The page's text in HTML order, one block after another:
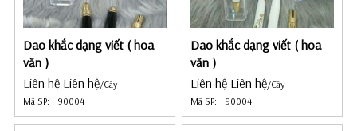
Dao khắc dạng viết ( hoa
văn )
Liên hệ Liên hệ/Cây
Mã SP:
90004
Dao khắc dạng viết ( hoa
văn )
Liên hệ Liên hệ/Cây
Mã SP:
90004